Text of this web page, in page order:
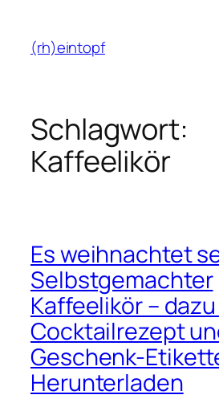
Inhalt
springen
(rh)eintopf
Schlagwort:
Kaffeelikör
Es weihnachtet
Selbstgemachter
Kaffeelikör –
Cocktailrezept
Geschenk-
Herunterladen